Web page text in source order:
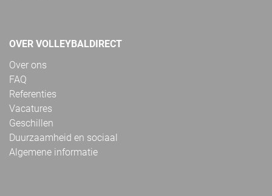
OVER VOLLEYBALDIRECT
Over ons
FAQ
Referenties
Vacatures
Geschillen
Duurzaamheid en sociaal
Algemene informatie